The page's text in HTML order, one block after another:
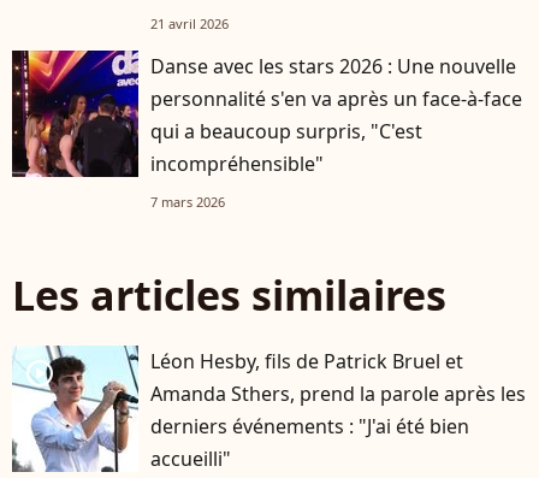
21 avril 2026
Danse avec les stars 2026 : Une nouvelle
personnalité s'en va après un face-à-face
qui a beaucoup surpris, "C'est
incompréhensible"
7 mars 2026
Les articles similaires
player2
Léon Hesby, fils de Patrick Bruel et
Amanda Sthers, prend la parole après les
derniers événements : "J'ai été bien
accueilli"